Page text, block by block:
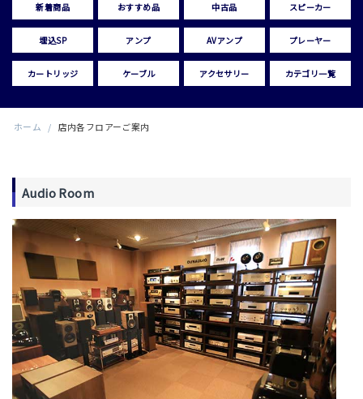
新着商品 おすすめ品 中古品 スピーカー
埋込SP アンプ AVアンプ プレーヤー
カートリッジ ケーブル アクセサリー カテゴリ一覧
ホーム / 店内各フロアーご案内
Audio Room